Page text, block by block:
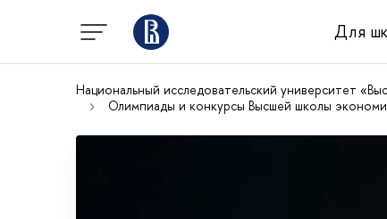
Для
Национальный исследовательский университет
Олимпиады и конкурсы Высшей школы